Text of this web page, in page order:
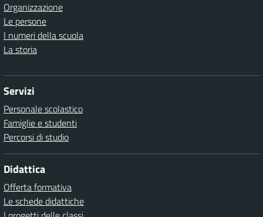
Organizzazione
Le persone
I numeri della scuola
La storia
Servizi
Personale scolastico
Famiglie e studenti
Percorsi di studio
Didattica
Offerta formativa
Le schede didattiche